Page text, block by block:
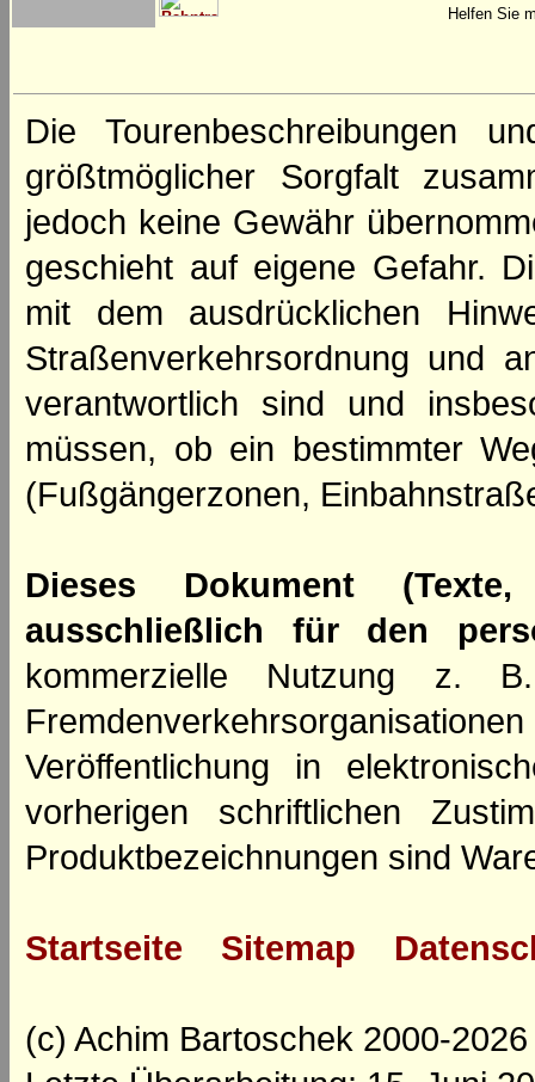
Helfen Sie
Die Tourenbeschreibungen
größtmöglicher Sorgfalt
jedoch keine Gewähr
geschieht auf eigene Gefahr.
mit dem ausdrücklichen
Straßenverkehrsordnung und
verantwortlich sind und
müssen, ob ein bestimmter
(Fußgängerzonen,
Dieses Dokument
ausschließlich für den
kommerzielle Nutzung z.
Veröffentlichung in
vorherigen schriftlichen
Produktbezeichnungen sind
Startseite Sitemap
(c) Achim Bartoschek 2000-2026